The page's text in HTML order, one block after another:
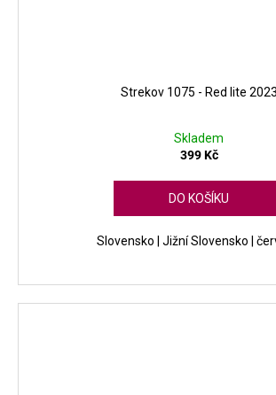
Strekov 1075 - Red lite 2023
Skladem
399 Kč
DO KOŠÍKU
Slovensko | Jižní Slovensko |